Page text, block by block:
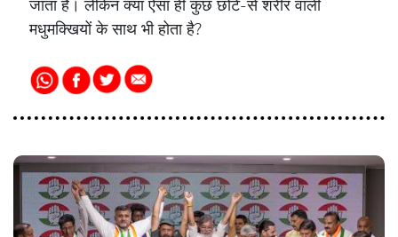
जाता है। लेकिन क्या ऐसा ही कुछ छोटे-से शरीर वाली
मधुमक्खियों के साथ भी होता है?